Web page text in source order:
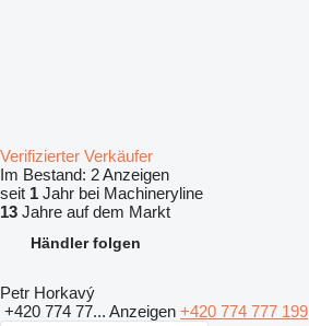
Verifizierter Verkäufer
Im Bestand: 2 Anzeigen
seit 1 Jahr bei Machineryline
13 Jahre auf dem Markt
Händler folgen
Petr Horkavý
+420 774 77... Anzeigen +420 774 777 199